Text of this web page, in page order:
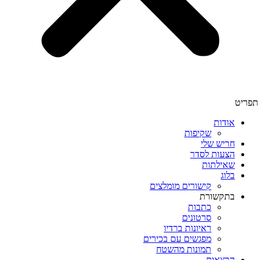
תפריט
אודות
שקיפות
חריש שלי
הצעות לסדר
שאילתות
בלוג
קישורים מומלצים
בתקשורת
כתבות
סרטונים
ראיונות ברדיו
מפגשים עם בכירים
תמונות מהשטח